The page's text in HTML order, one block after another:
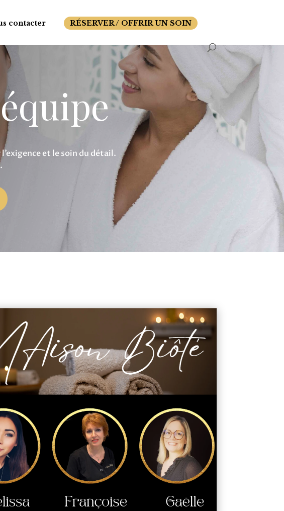
contacter RÉSERVER / OFFRIR UN SOIN
et le soin du détail.